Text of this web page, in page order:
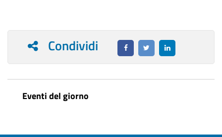
Condividi
Eventi del giorno